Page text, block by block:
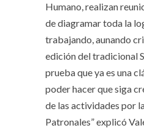
Humano, realizan
de diagramar toda la
trabajando, aunando
edición del tradicional
prueba que ya es una
poder hacer que siga
de las actividades por
Patronales” explicó